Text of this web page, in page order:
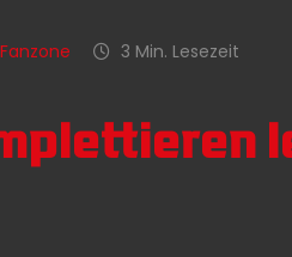
Fanzone 3 Min. Lesezeit